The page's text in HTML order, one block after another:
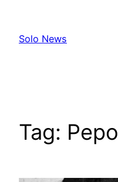
content
Solo News
Tag: Pepo